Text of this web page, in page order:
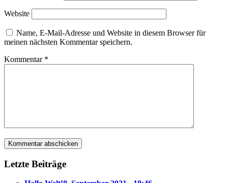
Website
Name, E-Mail-Adresse und Website in diesem Browser für
meinen nächsten Kommentar speichern.
Kommentar *
Letzte Beiträge